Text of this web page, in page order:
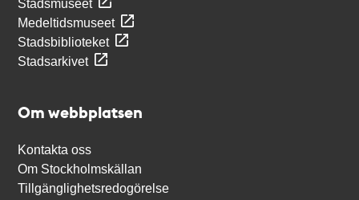
Stadsmuseet
Medeltidsmuseet
Stadsbiblioteket
Stadsarkivet
Om webbplatsen
Kontakta oss
Om Stockholmskällan
Tillgänglighetsredogörelse